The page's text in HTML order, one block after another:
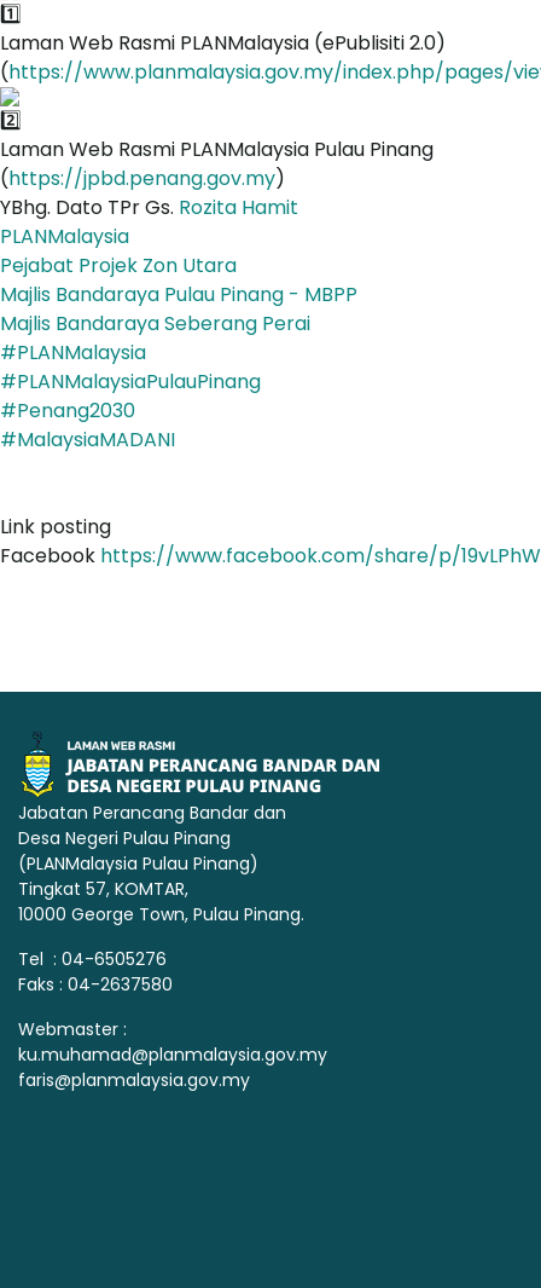
Laman Web Rasmi PLANMalaysia (ePublisiti 2.0)
(https://www.planmalaysia.gov.my/index.php/pages/
Laman Web Rasmi PLANMalaysia Pulau Pinang
(https://jpbd.penang.gov.my)
YBhg. Dato TPr Gs. Rozita Hamit
PLANMalaysia
Pejabat Projek Zon Utara
Majlis Bandaraya Pulau Pinang - MBPP
Majlis Bandaraya Seberang Perai
#PLANMalaysia
#PLANMalaysiaPulauPinang
#Penang2030
#MalaysiaMADANI
Link posting
Facebook https://www.facebook.com/share/p/
Jabatan Perancang Bandar dan
Desa Negeri Pulau Pinang
(PLANMalaysia Pulau Pinang)
Tingkat 57, KOMTAR,
10000 George Town, Pulau Pinang.
Tel : 04-6505276
Faks : 04-2637580
Webmaster :
ku.muhamad@planmalaysia.gov.my
faris@planmalaysia.gov.my